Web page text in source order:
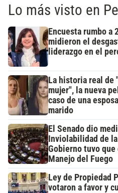
Lo más visto en
Encuesta rumbo a
midieron el
liderazgo en el
La historia real de
mujer", la nueva
caso de una
marido
El Senado dio
Inviolabilidad de
Gobierno tuvo que
Manejo del Fuego
Ley de Propiedad
votaron a favor y